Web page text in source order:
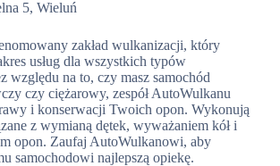
5, Wieluń
zakład wulkanizacji, który
usług dla wszystkich typów
względu na to, czy masz samochód
czy ciężarowy, zespół AutoWulkanu
i konserwacji Twoich opon. Wykonują
z wymianą dętek, wyważaniem kół i
opon. Zaufaj AutoWulkanowi, aby
samochodowi najlepszą opiekę.